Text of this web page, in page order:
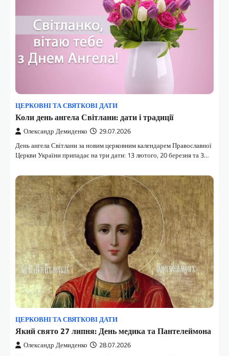
ЦЕРКОВНІ ТА СВЯТКОВІ ДАТИ
Коли день ангела Світлани: дати і традиції
Олександр Демиденко 29.07.2026
День ангела Світлани за новим церковним календарем Православної
Церкви України припадає на три дати: 13 лютого, 20 березня та 3…
ЦЕРКОВНІ ТА СВЯТКОВІ ДАТИ
Який свято 27 липня: День медика та Пантелеймона
Олександр Демиденко 28.07.2026